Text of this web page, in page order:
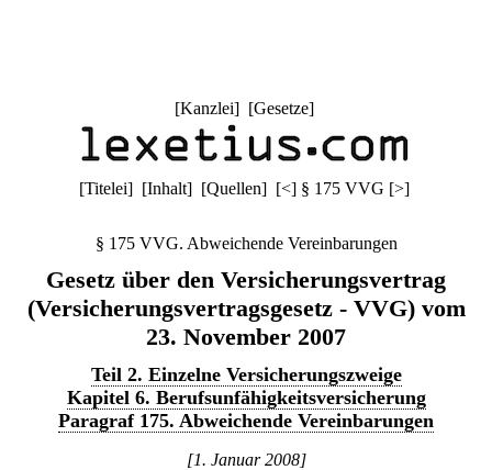
[Kanzlei] [Gesetze]
[Titelei] [Inhalt] [Quellen] [<] § 175 VVG [>]
§ 175 VVG. Abweichende Vereinbarungen
Gesetz über den Versicherungsvertrag
(Versicherungsvertragsgesetz - VVG) vom
23. November 2007
Teil 2. Einzelne Versicherungszweige
Kapitel 6. Berufsunfähigkeitsversicherung
Paragraf 175. Abweichende Vereinbarungen
[1. Januar 2008]